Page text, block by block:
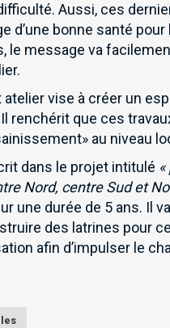
Aussi, ces
d’une bonne santé
le message va
vise à créer un
renchérit que ces
au niveau
dans le projet intitulé
Nord, centre Sud et
une durée de 5 ans.
des latrines pour
afin d’impulser le
Inscrivez-vous à notre